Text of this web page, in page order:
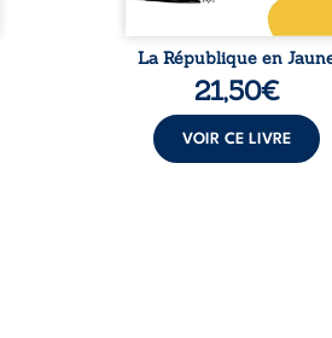
La République en
21,50€
VOIR CE LIVRE